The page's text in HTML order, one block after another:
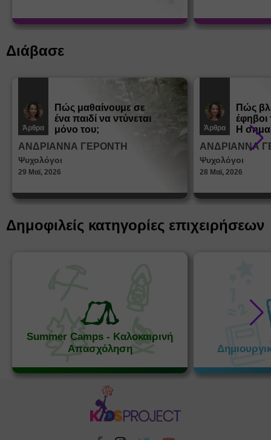
Διάβασε
Άρθρα
Πώς μαθαίνουμε σε
ένα παιδί να ντύνεται
μόνο του;
ΑΝΔΡΙΑΝΝΑ ΓΕΡΟΝΤΗ
Ψυχολόγοι
29 Μαϊ, 2026
Άρθρα
Πώς
Η
στη
ΑΝΔΡΙΑΝΝΑ
Ψυχολόγοι
28 Μαϊ, 2026
Δημοφιλείς κατηγορίες επιχειρήσεων
Summer Camps - Καλοκαιρινή
Απασχόληση